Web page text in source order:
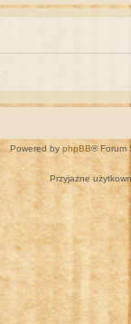
Powered by phpBB® Forum
Przyjazne